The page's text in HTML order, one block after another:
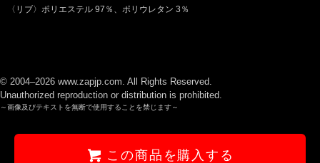
〈リブ〉ポリエステル 97％、ポリウレタン 3％
© 2004–2026 www.zapjp.com. All Rights Reserved.
Unauthorized reproduction or distribution is prohibited.
～画像及びテキストを無断で使用することを禁じます～
この商品を購入する